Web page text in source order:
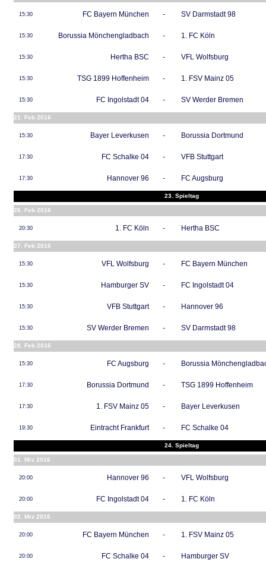
15:30 FC Bayern München - SV Darmstadt 98
15:30 Borussia Mönchengladbach - 1. FC Köln
15:30 Hertha BSC - VFL Wolfsburg
15:30 TSG 1899 Hoffenheim - 1. FSV Mainz 05
15:30 FC Ingolstadt 04 - SV Werder Bremen
21. Feb 2016
15:30 Bayer Leverkusen - Borussia Dortmund
17:30 FC Schalke 04 - VFB Stuttgart
17:30 Hannover 96 - FC Augsburg
23. Spieltag
26. Feb 2016
20:30 1. FC Köln - Hertha BSC
27. Feb 2016
15:30 VFL Wolfsburg - FC Bayern München
15:30 Hamburger SV - FC Ingolstadt 04
15:30 VFB Stuttgart - Hannover 96
15:30 SV Werder Bremen - SV Darmstadt 98
28. Feb 2016
15:30 FC Augsburg - Borussia
17:30 Borussia Dortmund - TSG 1899 Hoffenheim
17:30 1. FSV Mainz 05 - Bayer Leverkusen
19:30 Eintracht Frankfurt - FC Schalke 04
24. Spieltag
01. Mrz 2016
20:00 Hannover 96 - VFL Wolfsburg
20:00 FC Ingolstadt 04 - 1. FC Köln
02. Mrz 2016
20:00 FC Bayern München - 1. FSV Mainz 05
20:00 FC Schalke 04 - Hamburger SV